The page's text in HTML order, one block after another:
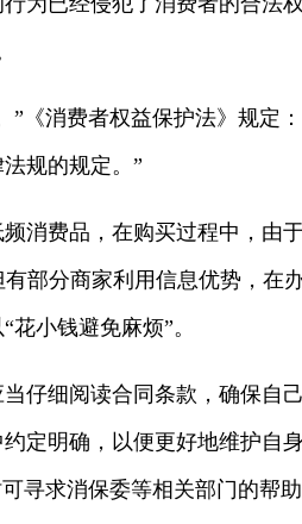
消费者权益保护法》规定：
规的规定。”
费品，在购买过程中，由
部分商家利用信息优势，在
小钱避免麻烦”。
细阅读合同条款，确保自
定明确，以便更好地维护自
寻求消保委等相关部门的帮助